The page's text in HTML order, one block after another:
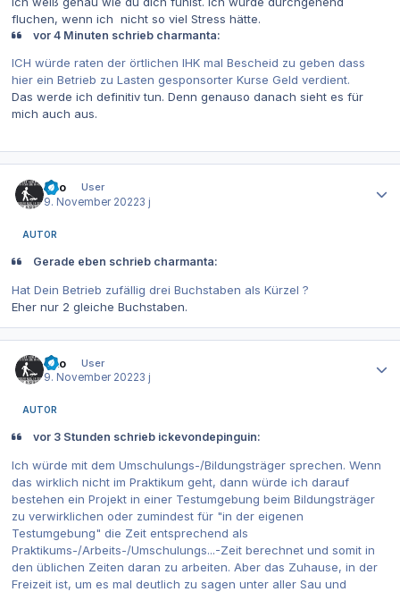
fluchen, wenn ich nicht so viel Stress hätte.
vor 4 Minuten schrieb charmanta:
ICH würde raten der örtlichen IHK mal Bescheid zu geben dass
hier ein Betrieb zu Lasten gesponsorter Kurse Geld verdient.
Das werde ich definitiv tun. Denn genauso danach sieht es für
mich auch aus.
Dito
User
9. November 20223 j
AUTOR
Gerade eben schrieb charmanta:
Hat Dein Betrieb zufällig drei Buchstaben als Kürzel ?
Eher nur 2 gleiche Buchstaben.
Dito
User
9. November 20223 j
AUTOR
vor 3 Stunden schrieb ickevondepinguin:
Ich würde mit dem Umschulungs-/Bildungsträger sprechen. Wenn
das wirklich nicht im Praktikum geht, dann würde ich darauf
bestehen ein Projekt in einer Testumgebung beim Bildungsträger
zu verwirklichen oder zumindest für "in der eigenen
Testumgebung" die Zeit entsprechend als
Praktikums-/Arbeits-/Umschulungs...-Zeit berechnet und somit in
den üblichen Zeiten daran zu arbeiten. Aber das Zuhause, in der
Freizeit ist, um es mal deutlich zu sagen unter aller Sau und